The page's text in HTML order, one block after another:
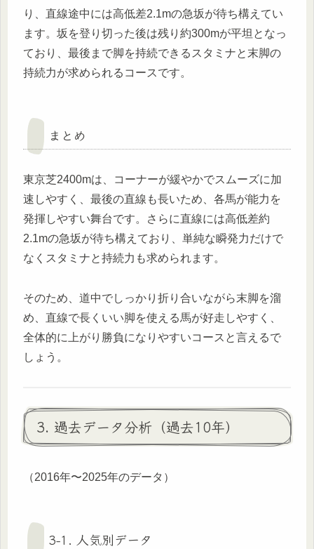
り、直線途中には高低差2.1mの急坂が待ち構えてい
ます。坂を登り切った後は残り約300mが平坦となっ
ており、最後まで脚を持続できるスタミナと末脚の
持続力が求められるコースです。
まとめ
東京芝2400mは、コーナーが緩やかでスムーズに加
速しやすく、最後の直線も長いため、各馬が能力を
発揮しやすい舞台です。さらに直線には高低差約
2.1mの急坂が待ち構えており、単純な瞬発力だけで
なくスタミナと持続力も求められます。
そのため、道中でしっかり折り合いながら末脚を溜
め、直線で長くいい脚を使える馬が好走しやすく、
全体的に上がり勝負になりやすいコースと言えるで
しょう。
3. 過去データ分析（過去10年）
（2016年〜2025年のデータ）
3-1. 人気別データ